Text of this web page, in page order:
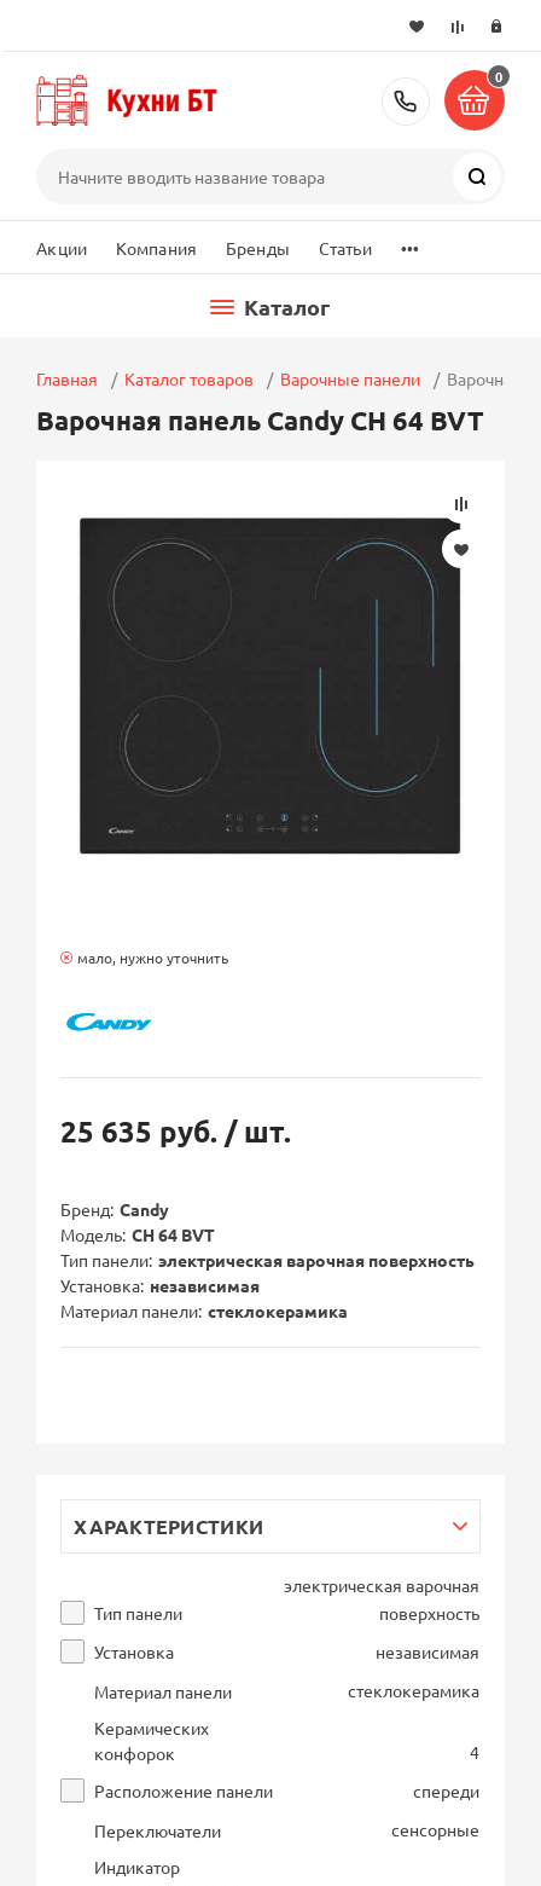
+7 (495)
0
Акции Компания Бренды Статьи ...
Каталог
Главная Каталог товаров Варочные панели Варочная
Варочная панель Candy CH 64 BVT
мало, нужно уточнить
25 635 руб. / шт.
Бренд Candy
Модель CH 64 BVT
Тип панели электрическая варочная поверхность
Установка независимая
Материал панели стеклокерамика
ХАРАКТЕРИСТИКИ
Тип панели
электрическая варочная
поверхность
Установка
независимая
Материал панели
стеклокерамика
Керамических
конфорок
4
Расположение панели
спереди
Переключатели
сенсорные
Индикатор